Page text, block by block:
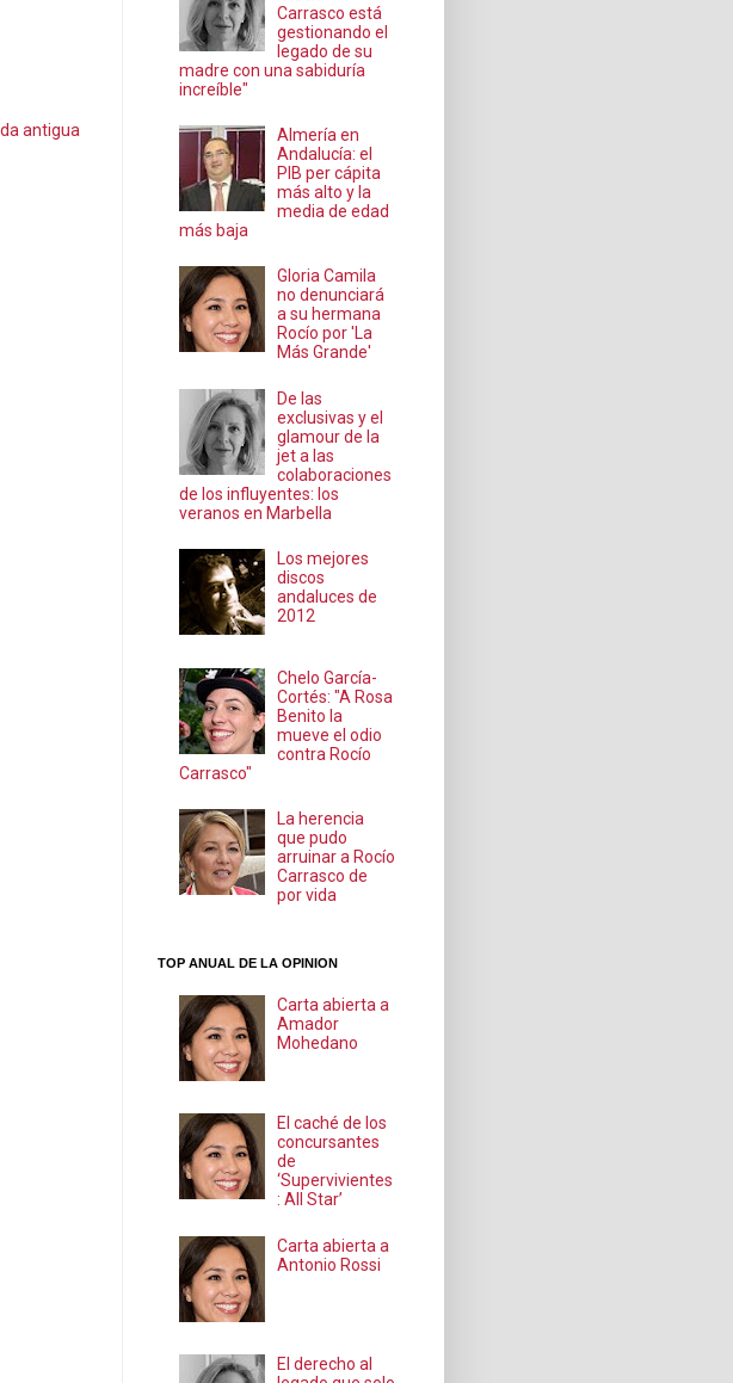
antigua
Carrasco está
gestionando el
legado de su
madre con una sabiduría
increíble"
Almería en
Andalucía: el
PIB per cápita
más alto y la
media de edad
más baja
Gloria Camila
no denunciará
a su hermana
Rocío por 'La
Más Grande'
De las
exclusivas y el
glamour de la
jet a las
colaboraciones
de los influyentes: los
veranos en Marbella
Los mejores
discos
andaluces de
2012
Chelo García-
Cortés: "A Rosa
Benito la
mueve el odio
contra Rocío
Carrasco"
La herencia
que pudo
arruinar a Rocío
Carrasco de
por vida
TOP ANUAL DE LA OPINION
Carta abierta a
Amador
Mohedano
El caché de los
concursantes
de
‘Supervivientes
: All Star’
Carta abierta a
Antonio Rossi
El derecho al